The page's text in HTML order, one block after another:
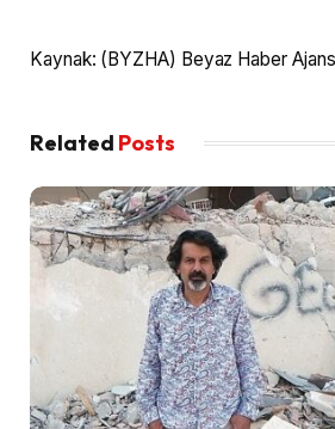
Kaynak: (BYZHA) Beyaz Haber
Related Posts